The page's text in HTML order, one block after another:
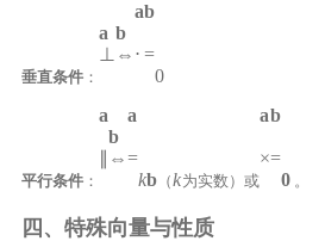
垂直条件：
a
⊥
b
⇔
a
⋅
b
=
0
平行条件：
a
b
⇔
a
=
kb （k为实数）或
a
×
b
=
0。
四、特殊向量与性质